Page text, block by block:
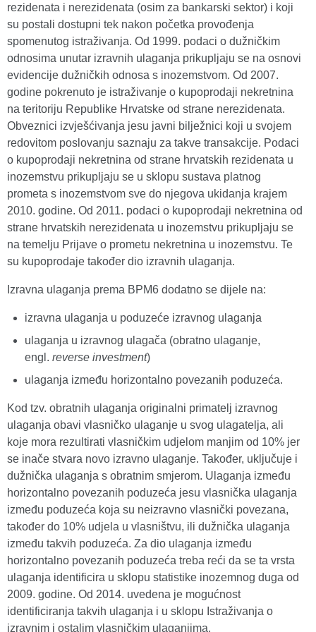
rezidenata i nerezidenata (osim za bankarski sektor) i koji
su postali dostupni tek nakon početka provođenja
spomenutog istraživanja. Od 1999. podaci o dužničkim
odnosima unutar izravnih ulaganja prikupljaju se na osnovi
evidencije dužničkih odnosa s inozemstvom. Od 2007.
godine pokrenuto je istraživanje o kupoprodaji nekretnina
na teritoriju Republike Hrvatske od strane nerezidenata.
Obveznici izvješćivanja jesu javni bilježnici koji u svojem
redovitom poslovanju saznaju za takve transakcije. Podaci
o kupoprodaji nekretnina od strane hrvatskih rezidenata u
inozemstvu prikupljaju se u sklopu sustava platnog
prometa s inozemstvom sve do njegova ukidanja krajem
2010. godine. Od 2011. podaci o kupoprodaji nekretnina od
strane hrvatskih nerezidenata u inozemstvu prikupljaju se
na temelju Prijave o prometu nekretnina u inozemstvu. Te
su kupoprodaje također dio izravnih ulaganja.
Izravna ulaganja prema BPM6 dodatno se dijele na:
izravna ulaganja u poduzeće izravnog ulaganja
ulaganja u izravnog ulagača (obratno ulaganje,
engl. reverse investment)
ulaganja između horizontalno povezanih poduzeća.
Kod tzv. obratnih ulaganja originalni primatelj izravnog
ulaganja obavi vlasničko ulaganje u svog ulagatelja, ali
koje mora rezultirati vlasničkim udjelom manjim od 10% jer
se inače stvara novo izravno ulaganje. Također, uključuje i
dužnička ulaganja s obratnim smjerom. Ulaganja između
horizontalno povezanih poduzeća jesu vlasnička ulaganja
između poduzeća koja su neizravno vlasnički povezana,
također do 10% udjela u vlasništvu, ili dužnička ulaganja
između takvih poduzeća. Za dio ulaganja između
horizontalno povezanih poduzeća treba reći da se ta vrsta
ulaganja identificira u sklopu statistike inozemnog duga od
2009. godine. Od 2014. uvedena je mogućnost
identificiranja takvih ulaganja i u sklopu Istraživanja o
izravnim i ostalim vlasničkim ulaganjima.